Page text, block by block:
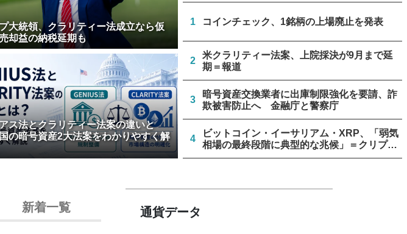
プ大統領、クラリティー法成立なら仮
却益の納税延期も
ス法とクラリティー法案の違いと
の暗号資産2大法案をわかりやすく解
1 コインチェック、1銘柄の上場廃止を発表
2
米クラリティー法案、上院採決が9月まで延
期＝報道
3
暗号資産交換業者に出庫制限強化を要請、詐
欺被害防止へ 金融庁と警察庁
4
ビットコイン・イーサリアム・XRP、「弱気
相場の最終段階に典型的な兆候」＝クリプト
クアント
新着一覧 通貨データ